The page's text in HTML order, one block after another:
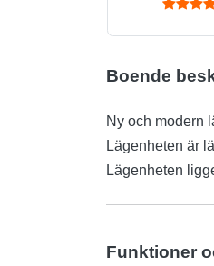
Boende
Ny och modern
Lägenheten är
Lägenheten
Funktioner